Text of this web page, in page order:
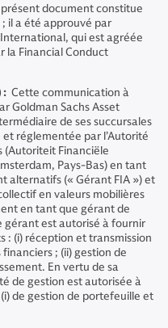
document constitue
il a été approuvé par
qui est agréée
la Financial Conduct
: Cette communication à
Goldman Sachs Asset
de ses succursales
et réglementée par l’Autorité
(Autoriteit Financiële
Pays-Bas) en tant
alternatifs (« Gérant FIA ») et
en valeurs mobilières
en tant que gérant de
gérant est autorisé à fournir
: (i) réception et transmission
; (ii) gestion de
En vertu de sa
de gestion est autorisée à
de gestion de portefeuille et